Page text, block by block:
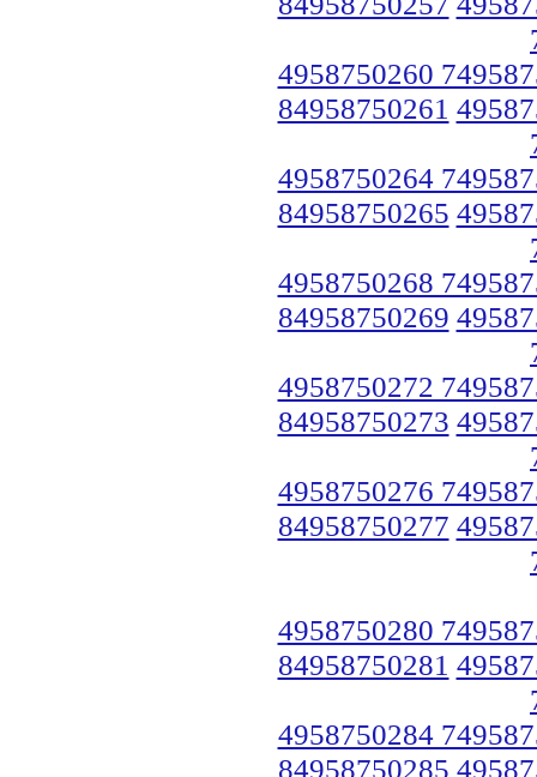
4958750260
84958750261
4958750264
84958750265
4958750268
84958750269
4958750272
84958750273
4958750276
84958750277
4958750280
84958750281
4958750284
84958750285